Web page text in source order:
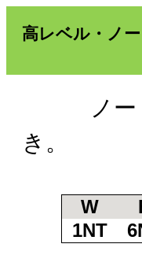
高レベル・ノ
ノート
き。
W
1NT